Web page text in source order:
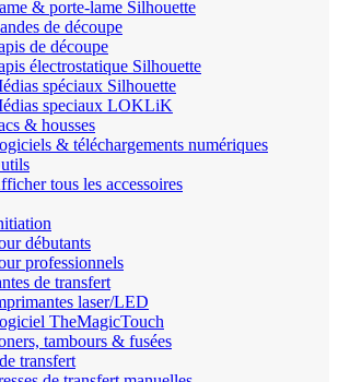
& porte-lame Silhouette
de découpe
de découpe
électrostatique Silhouette
spéciaux Silhouette
speciaux LOKLiK
& housses
& téléchargements numériques
tous les accessoires
débutants
professionnels
de transfert
laser/LED
TheMagicTouch
tambours & fusées
transfert